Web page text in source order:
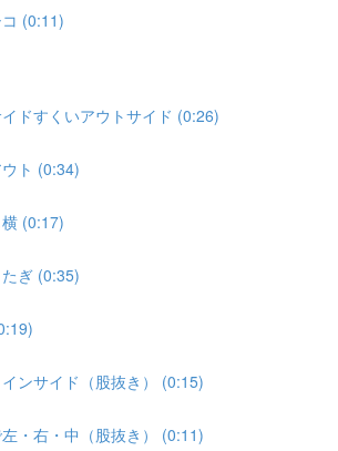
(0:11)
ドすくいアウトサイド (0:26)
ト (0:34)
(0:17)
ぎ (0:35)
ンサイド（股抜き） (0:15)
・右・中（股抜き） (0:11)